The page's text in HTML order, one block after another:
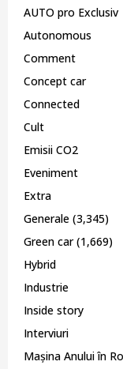
AUTO pro Exclusiv
Autonomous
Comment
Concept car
Connected
Cult
Emisii CO2
Eveniment
Extra
Generale (3,345)
Green car(1,669)
Hybrid
Industrie
Inside story
Interviuri
Mașina Anului în